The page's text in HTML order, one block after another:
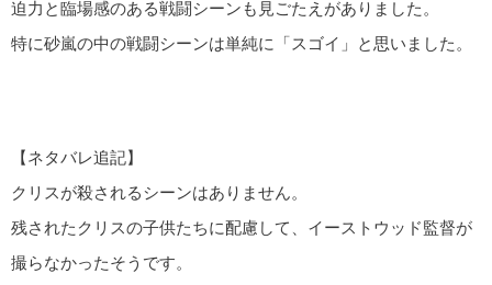
迫力と臨場感のある戦闘シーンも見ごたえがありました。
特に砂嵐の中の戦闘シーンは単純に「スゴイ」と思いました。
【ネタバレ追記】
クリスが殺されるシーンはありません。
残されたクリスの子供たちに配慮して、イーストウッド監督が
撮らなかったそうです。